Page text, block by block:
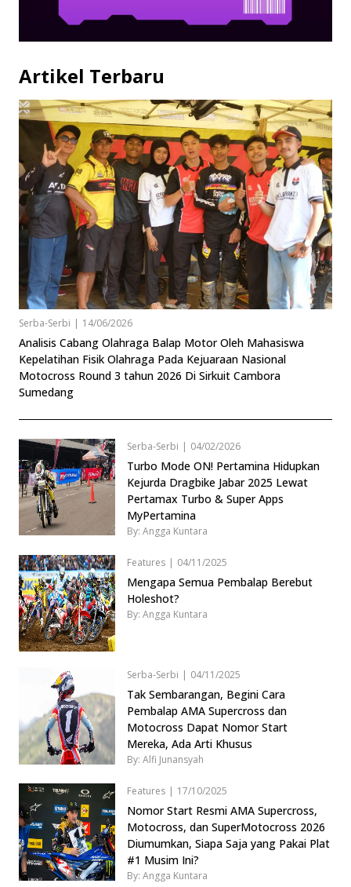
Artikel Terbaru
Serba-Serbi | 14/06/2026
Analisis Cabang Olahraga Balap Motor Oleh Mahasiswa
Kepelatihan Fisik Olahraga Pada Kejuaraan Nasional
Motocross Round 3 tahun 2026 Di Sirkuit Cambora
Sumedang
Serba-Serbi | 04/02/2026
Turbo Mode ON! Pertamina Hidupkan
Kejurda Dragbike Jabar 2025 Lewat
Pertamax Turbo & Super Apps
MyPertamina
By: Angga Kuntara
Features | 04/11/2025
Mengapa Semua Pembalap Berebut
Holeshot?
By: Angga Kuntara
Serba-Serbi | 04/11/2025
Tak Sembarangan, Begini Cara
Pembalap AMA Supercross dan
Motocross Dapat Nomor Start
Mereka, Ada Arti Khusus
By: Alfi Junansyah
Features | 17/10/2025
Nomor Start Resmi AMA Supercross,
Motocross, dan SuperMotocross 2026
Diumumkan, Siapa Saja yang Pakai Plat
#1 Musim Ini?
By: Angga Kuntara